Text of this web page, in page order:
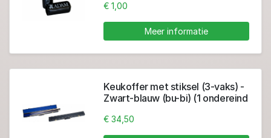
€ 1,00
Meer informatie
Keukoffer met stiksel (3-vaks) -
Zwart-blauw (bu-bi) (1 ondereind
€ 34,50